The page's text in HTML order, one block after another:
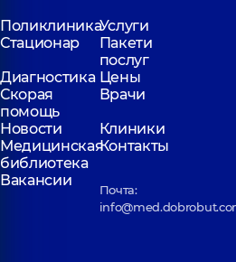
ПоликлиникаУслуги
Стационар
Пакети
послуг
Диагностика Цены
Скорая
помощь
Врачи
Новости
Клиники
Медицинская
библиотека
Контакты
Вакансии
Почта: